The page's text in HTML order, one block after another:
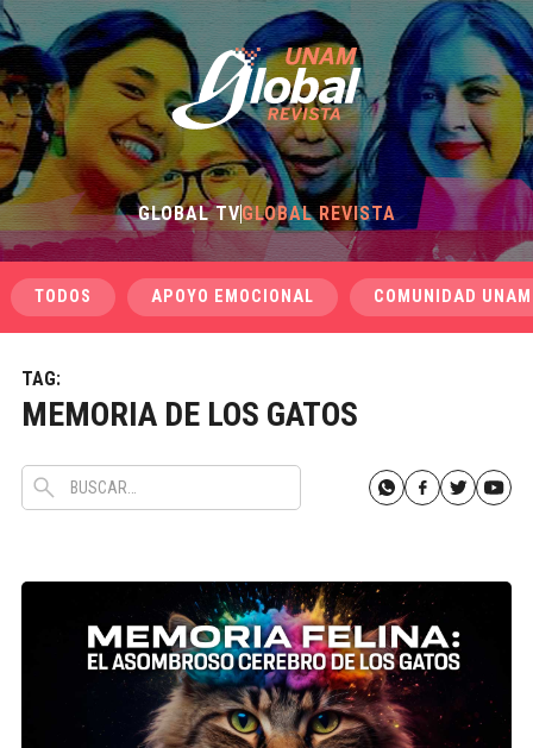
GLOBAL TVGLOBAL REVISTA
TODOS APOYO EMOCIONAL COMUNIDAD UNAM
TAG:
MEMORIA DE LOS GATOS